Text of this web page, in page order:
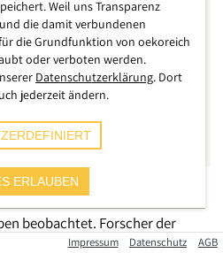
Österreichs ein
beobachtet. Forscher der
Wien berichten nun im
Impressum Datenschutz AGB
Weil uns Transparenz
die damit verbundenen
die Grundfunktion von oekoreich
oder verboten werden.
Datenschutzerklärung. Dort
jederzeit ändern.
ERLAUBEN